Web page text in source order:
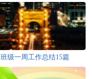
班级一周工作总结15篇